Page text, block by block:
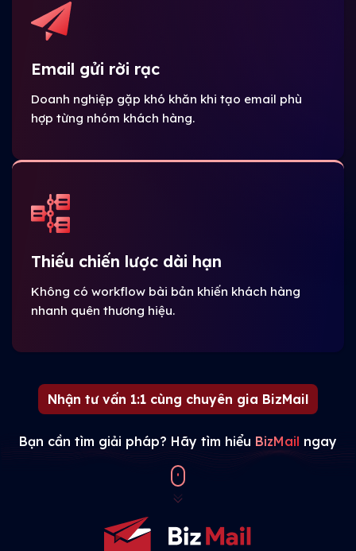
Email gửi rời rạc
Doanh nghiệp gặp khó khăn khi tạo email phù
hợp từng nhóm khách hàng.
Thiếu chiến lược dài hạn
Không có workflow bài bản khiến khách hàng
nhanh quên thương hiệu.
Nhận tư vấn 1:1 cùng chuyên gia BizMail
Bạn cần tìm giải pháp? Hãy tìm hiểu BizMail ngay